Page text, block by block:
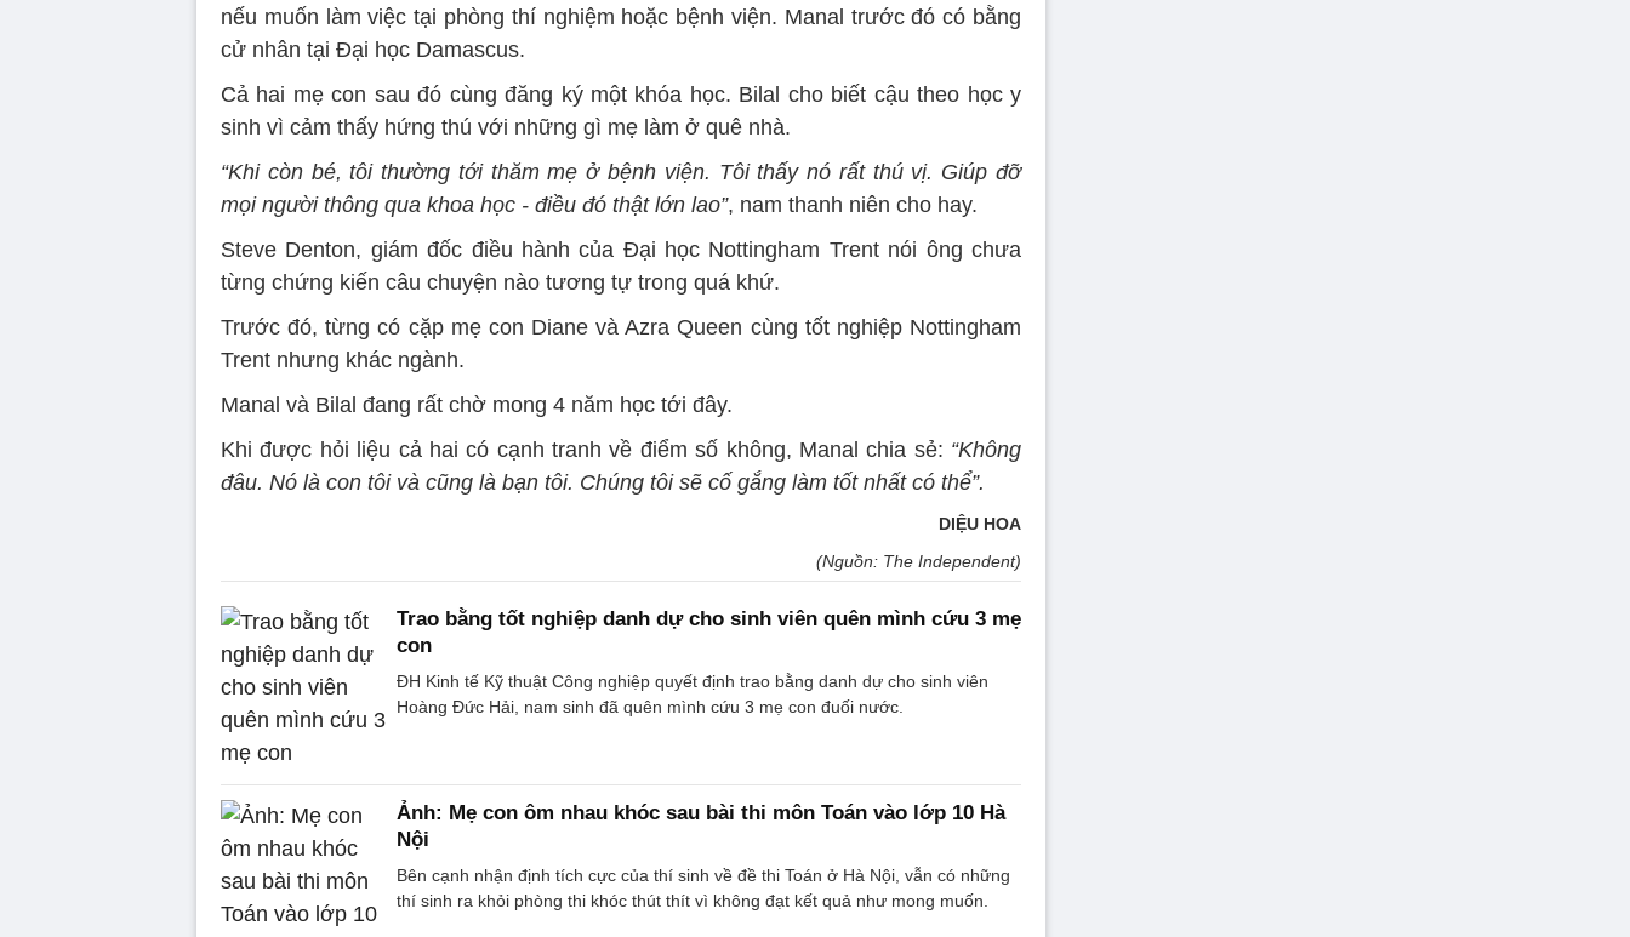
nếu muốn làm việc tại phòng thí nghiệm hoặc bệnh viện. Manal trước đó có bằng
cử nhân tại Đại học Damascus.
Cả hai mẹ con sau đó cùng đăng ký một khóa học. Bilal cho biết cậu theo học y
sinh vì cảm thấy hứng thú với những gì mẹ làm ở quê nhà.
“Khi còn bé, tôi thường tới thăm mẹ ở bệnh viện. Tôi thấy nó rất thú vị. Giúp đỡ
mọi người thông qua khoa học - điều đó thật lớn lao”, nam thanh niên cho hay.
Steve Denton, giám đốc điều hành của Đại học Nottingham Trent nói ông chưa
từng chứng kiến câu chuyện nào tương tự trong quá khứ.
Trước đó, từng có cặp mẹ con Diane và Azra Queen cùng tốt nghiệp Nottingham
Trent nhưng khác ngành.
Manal và Bilal đang rất chờ mong 4 năm học tới đây.
Khi được hỏi liệu cả hai có cạnh tranh về điểm số không, Manal chia sẻ: “Không
đâu. Nó là con tôi và cũng là bạn tôi. Chúng tôi sẽ cố gắng làm tốt nhất có thể”.
DIỆU HOA
(Nguồn: The Independent)
Trao bằng tốt nghiệp danh dự cho sinh viên quên mình cứu 3 mẹ
con
ĐH Kinh tế Kỹ thuật Công nghiệp quyết định trao bằng danh dự cho sinh viên
Hoàng Đức Hải, nam sinh đã quên mình cứu 3 mẹ con đuối nước.
Ảnh: Mẹ con ôm nhau khóc sau bài thi môn Toán vào lớp 10 Hà
Nội
Bên cạnh nhận định tích cực của thí sinh về đề thi Toán ở Hà Nội, vẫn có những
thí sinh ra khỏi phòng thi khóc thút thít vì không đạt kết quả như mong muốn.